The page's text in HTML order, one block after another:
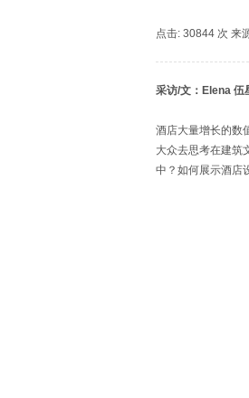
点击: 30844 次 来
采访/文：Elena 伍
酒店大量增长的数
大众去思考在建筑
中？如何展示酒店